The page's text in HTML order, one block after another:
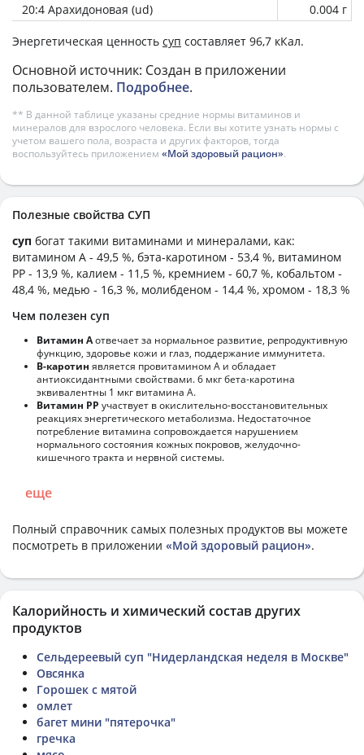
20:4 Арахидоновая (ud)
0.004 г
Энергетическая ценность суп составляет 96,7 кКал.
Основной источник: Создан в приложении
пользователем. Подробнее.
** В данной таблице указаны средние нормы витаминов и
минералов для взрослого человека. Если вы хотите узнать нормы с
учетом вашего пола, возраста и других факторов, тогда
воспользуйтесь приложением «Мой здоровый рацион».
Полезные свойства СУП
суп богат такими витаминами и минералами, как:
витамином А - 49,5 %, бэта-каротином - 53,4 %, витамином
PP - 13,9 %, калием - 11,5 %, кремнием - 60,7 %, кобальтом -
48,4 %, медью - 16,3 %, молибденом - 14,4 %, хромом - 18,3 %
Чем полезен суп
Витамин Аотвечает за нормальное развитие, репродуктивную
функцию, здоровье кожи и глаз, поддержание иммунитета.
В-каротин является провитамином А и обладает
антиоксидантными свойствами. 6 мкг бета-каротина
эквивалентны 1 мкг витамина А.
Витамин РР участвует в окислительно-восстановительных
реакциях энергетического метаболизма. Недостаточное
потребление витамина сопровождается нарушением
нормального состояния кожных покровов, желудочно-
кишечного тракта и нервной системы.
еще
Полный справочник самых полезных продуктов вы можете
посмотреть в приложении «Мой здоровый рацион».
Калорийность и химический состав других
продуктов
Сельдереевый суп "Нидерландская неделя в Москве"
Овсянка
Горошек с мятой
омлет
багет мини "пятерочка"
гречка